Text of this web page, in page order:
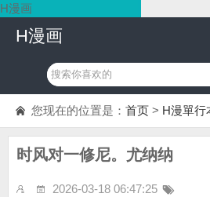
H漫画
H漫画
您现在的位置是： 首页 > H漫單行
时风对一修尼。尤纳纳
2026-03-18 06:47:25